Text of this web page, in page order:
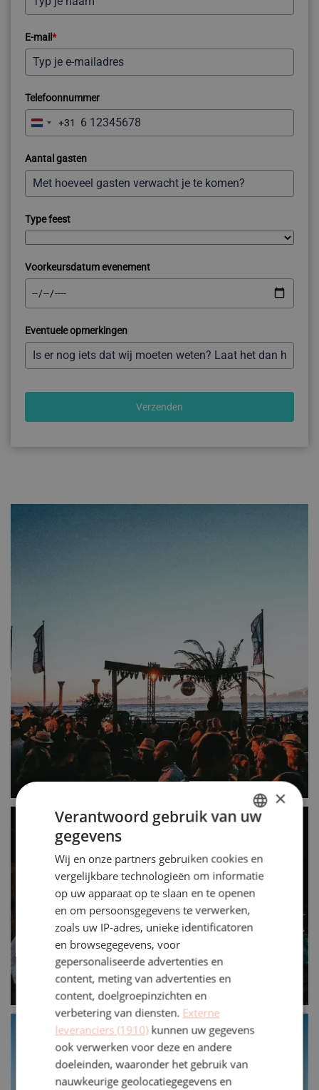
E-mail*
Telefoonnummer
Netherlands
+31
Aantal gasten
Type feest
Voorkeursdatum evenement
Eventuele opmerkingen
Verzenden
ENGLISH
×
Verantwoord gebruik van uw
gegevens
Wij en onze partners gebruiken cookies en
vergelijkbare technologieën om informatie
op uw apparaat op te slaan en te openen
en om persoonsgegevens te verwerken,
zoals uw IP-adres, unieke identificatoren
en browsegegevens, voor
gepersonaliseerde advertenties en
content, meting van advertenties en
content, doelgroepinzichten en
verbetering van diensten. Externe
leveranciers (1910)kunnen uw gegevens
ook verwerken voor deze en andere
doeleinden, waaronder het gebruik van
nauwkeurige geolocatiegegevens en